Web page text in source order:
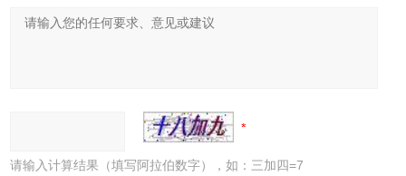
请输入计算结果（填写阿拉伯数字），如：三加四=7